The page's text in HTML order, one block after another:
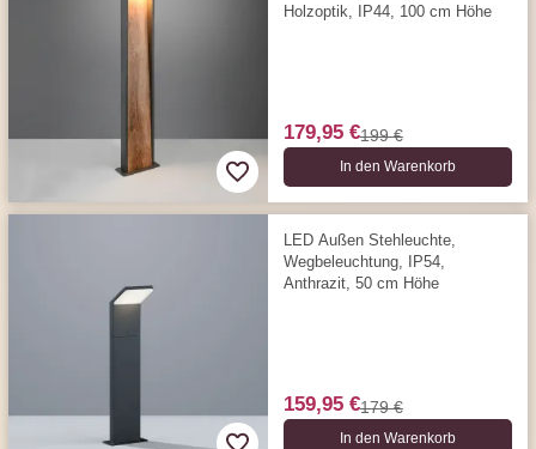
Holzoptik, IP44, 100 cm Höhe
179,95 €199 €
In den Warenkorb
LED Außen Stehleuchte,
Wegbeleuchtung, IP54,
Anthrazit, 50 cm Höhe
159,95 €179 €
In den Warenkorb